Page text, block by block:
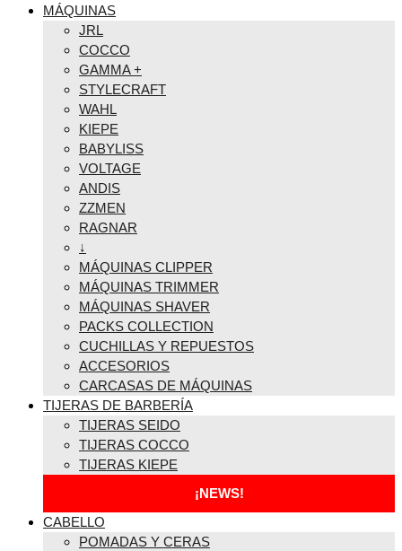
MÁQUINAS
JRL
COCCO
GAMMA +
STYLECRAFT
WAHL
KIEPE
BABYLISS
VOLTAGE
ANDIS
ZZMEN
RAGNAR
↓
MÁQUINAS CLIPPER
MÁQUINAS TRIMMER
MÁQUINAS SHAVER
PACKS COLLECTION
CUCHILLAS Y REPUESTOS
ACCESORIOS
CARCASAS DE MÁQUINAS
TIJERAS DE BARBERÍA
TIJERAS SEIDO
TIJERAS COCCO
TIJERAS KIEPE
¡NEWS!
CABELLO
POMADAS Y CERAS